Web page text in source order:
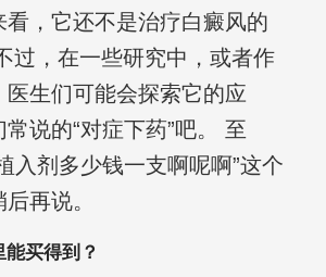
看，它还不是治疗白癜风的
过，在一些研究中，或者作
医生们可能会探索它的应
说的“对症下药”吧。 至
入剂多少钱一支啊呢啊”这个
再说。
买得到？